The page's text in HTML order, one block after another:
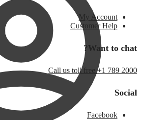
My Account
Customer Help
Want to chat?
Call us toll free +1 789 2000
Social
Facebook